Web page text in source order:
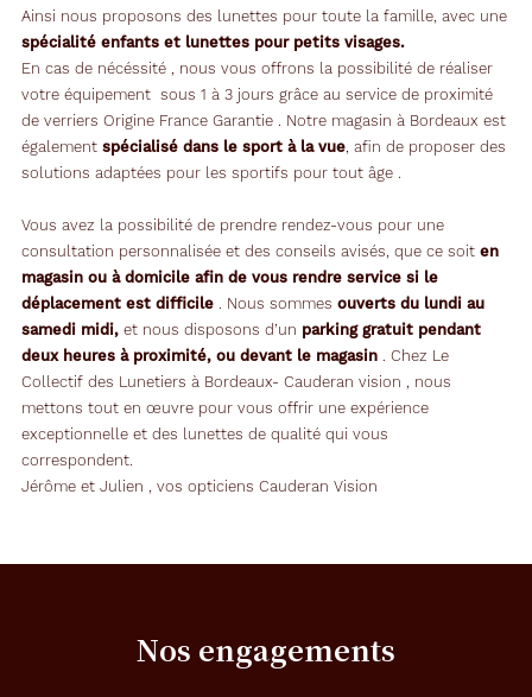
Ainsi nous proposons des lunettes pour toute la famille, avec une
spécialité enfants et lunettes pour petits visages.
En cas de nécéssité , nous vous offrons la possibilité de réaliser
votre équipement sous 1 à 3 jours grâce au service de proximité
de verriers Origine France Garantie . Notre magasin à Bordeaux est
également spécialisé dans le sport à la vue, afin de proposer des
solutions adaptées pour les sportifs pour tout âge .
Vous avez la possibilité de prendre rendez-vous pour une
consultation personnalisée et des conseils avisés, que ce soit en
magasin ou à domicile afin de vous rendre service si le
déplacement est difficile . Nous sommes ouverts du lundi au
samedi midi, et nous disposons d’un parking gratuit pendant
deux heures à proximité, ou devant le magasin . Chez Le
Collectif des Lunetiers à Bordeaux- Cauderan vision , nous
mettons tout en œuvre pour vous offrir une expérience
exceptionnelle et des lunettes de qualité qui vous
correspondent.
Jérôme et Julien , vos opticiens Cauderan Vision
Nos engagements